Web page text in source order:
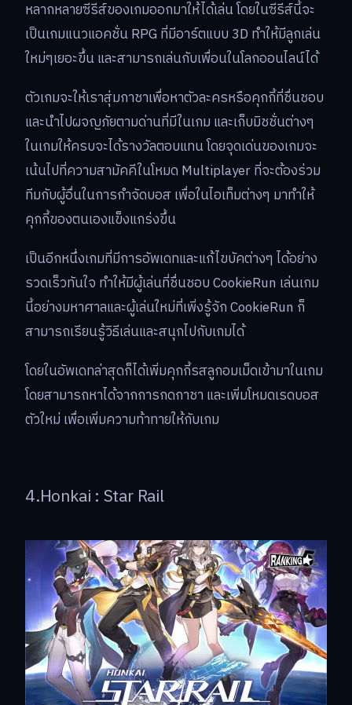
หลากหลายซีรีส์ของเกมออกมาให้ได้เล่น โดยในซีรีส์นี้จะ
เป็นเกมแนวแอคชั่น RPG ที่มีอาร์ตแบบ 3D ทำให้มีลูกเล่น
ใหม่ๆเยอะขึ้น และสามารถเล่นกับเพื่อนในโลกออนไลน์ได้
ตัวเกมจะให้เราสุ่มกาชาเพื่อหาตัวละครหรือคุกกี้ที่ชื่นชอบ
และนำไปผจญภัยตามด่านที่มีในเกม และเก็บมิชชั่นต่างๆ
ในเกมให้ครบจะได้รางวัลตอบแทน โดยจุดเด่นของเกมจะ
เน้นไปที่ความสามัคคีในโหมด Multiplayer ที่จะต้องร่วม
ทีมกับผู้อื่นในการกำจัดบอส เพื่อในไอเท็มต่างๆ มาทำให้
คุกกี้ของตนเองแข็งแกร่งขึ้น
เป็นอีกหนึ่งเกมที่มีการอัพเดทและแก้ไขบัคต่างๆ ได้อย่าง
รวดเร็วทันใจ ทำให้มีผู้เล่นที่ชื่นชอบ CookieRun เล่นเกม
นี้อย่างมหาศาลและผู้เล่นใหม่ที่่เพิ่งรู้จัก CookieRun ก็
สามารถเรียนรู้วิธีเล่นและสนุกไปกับเกมได้
โดยในอัพเดทล่าสุดก็ได้เพิ่มคุกกี้รสลูกอมเม็ดเข้ามาในเกม
โดยสามารถหาได้จากการกดกาชา และเพิ่มโหมดเรดบอส
ตัวใหม่ เพื่อเพิ่มความท้าทายให้กับเกม
4.Honkai : Star Rail